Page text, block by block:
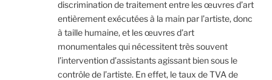
discrimination de traitement entre les œuvres d’art
entièrement exécutées à la main par l’artiste, donc
à taille humaine, et les œuvres d’art
monumentales qui nécessitent très souvent
l’intervention d’assistants agissant bien sous le
contrôle de l’artiste. En effet, le taux de TVA de